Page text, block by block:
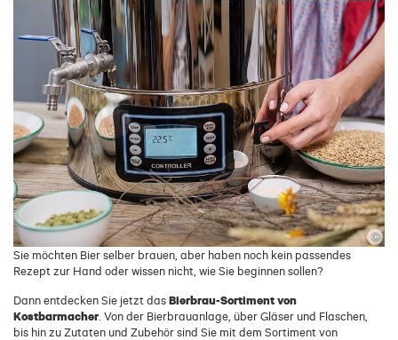
Sie möchten Bier selber brauen, aber haben noch kein passendes
Rezept zur Hand oder wissen nicht, wie Sie beginnen sollen?
Dann entdecken Sie jetzt dasBierbrau-Sortiment von
Kostbarmacher. Von der Bierbrauanlage, über Gläser und Flaschen,
bis hin zu Zutaten und Zubehör sind Sie mit dem Sortiment von
©